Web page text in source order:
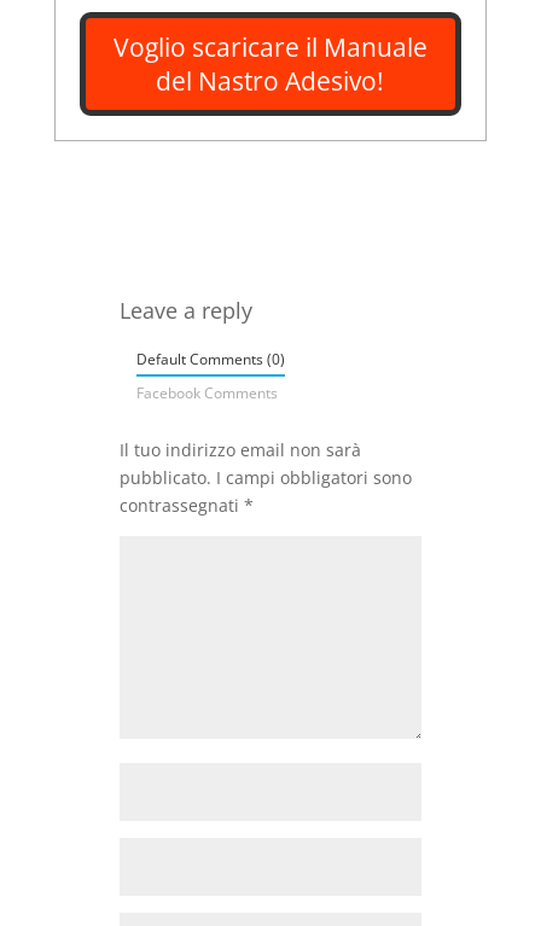
Voglio scaricare il Manuale
del Nastro Adesivo!
Leave a reply
Default Comments (0)
Facebook Comments
Il tuo indirizzo email non sarà
pubblicato. I campi obbligatori sono
contrassegnati *